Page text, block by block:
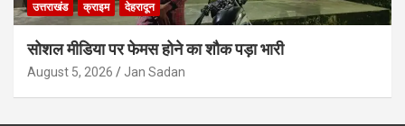
उत्तराखंड क्राइम देहरादून
सोशल मीडिया पर फेमस होने का शौक पड़ा भारी
August 5, 2026 Jan Sadan